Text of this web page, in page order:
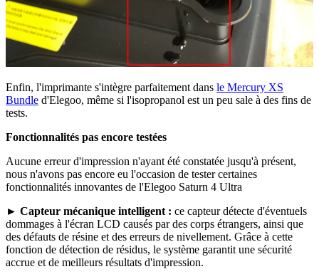
Enfin, l'imprimante s'intègre parfaitement dans le Mercury XS
Bundle d'Elegoo, même si l'isopropanol est un peu sale à des fins de
tests.
Fonctionnalités pas encore testées
Aucune erreur d'impression n'ayant été constatée jusqu'à présent,
nous n'avons pas encore eu l'occasion de tester certaines
fonctionnalités innovantes de l'Elegoo Saturn 4 Ultra
► Capteur mécanique intelligent : ce capteur détecte d'éventuels
dommages à l'écran LCD causés par des corps étrangers, ainsi que
des défauts de résine et des erreurs de nivellement. Grâce à cette
fonction de détection de résidus, le système garantit une sécurité
accrue et de meilleurs résultats d'impression.